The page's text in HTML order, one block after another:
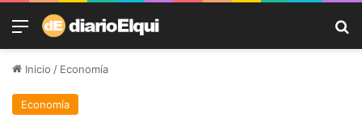
Menú
Inicio / Economía
Economía